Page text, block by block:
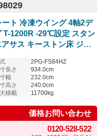
ート 冷凍ウイング 4軸2デ
T-1200R -29℃設定 スタン
サス キーストン床 ジョ
ロット 車検付
2PG-FS84HZ
長さ
934.0cm
幅
232.0cm
高さ
240.0cm
積載
11700kg
価格お問い合わせ
0120-528-522